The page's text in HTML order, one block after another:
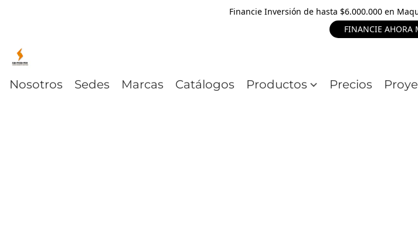
Financie Inversión de hasta $6.000.000 en
FINANCIE AHORA
Nosotros Sedes Marcas Catálogos Productos Precios